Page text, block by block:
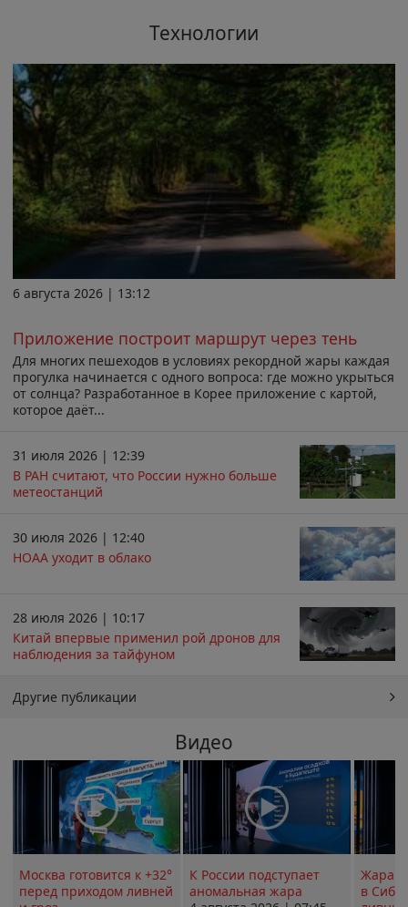
Технологии
6 августа 2026 | 13:12
Приложение построит маршрут через тень
Для многих пешеходов в условиях рекордной жары каждая
прогулка начинается с одного вопроса: где можно укрыться
от солнца? Разработанное в Корее приложение с картой,
которое даёт...
31 июля 2026 | 12:39
В РАН считают, что России нужно больше
метеостанций
30 июля 2026 | 12:40
НОАА уходит в облако
28 июля 2026 | 10:17
Китай впервые применил рой дронов для
наблюдения за тайфуном
Другие публикации
Видео
Москва готовится к +32°
перед приходом ливней
К России подступает
аномальная жара
Жара в
в